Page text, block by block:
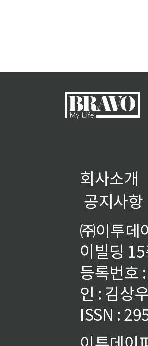
회사소개
공지사항
㈜이투데
이빌딩
등록번호
인 : 김상
ISSN :